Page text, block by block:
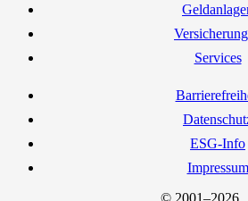
Ser­vices
ESG-Info
Impres­sum
© 2001–2026